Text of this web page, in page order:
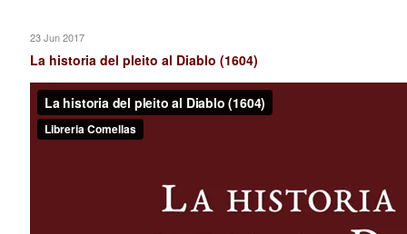
23 Jun 2017
La historia del pleito al Diablo (1604)